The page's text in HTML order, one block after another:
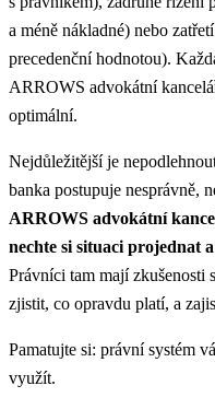
a méně nákladné) nebo
precedenční hodnotou).
ARROWS advokátní
optimální.
Nejdůležitější je
banka postupuje nesprávně,
ARROWS advokátní
nechte si situaci projednat
Právníci tam mají zkušenosti
zjistit, co opravdu platí, a
Pamatujte si: právní systém
využít.